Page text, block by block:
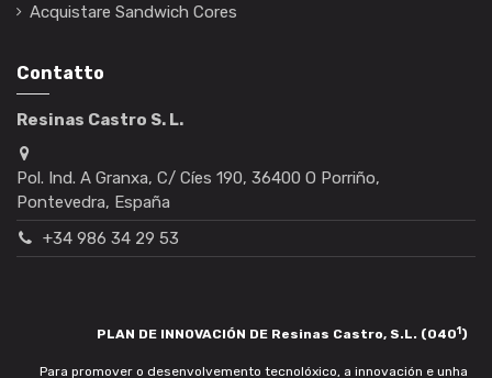
Acquistare Sandwich Cores
Contatto
Resinas Castro S. L.
Pol. Ind. A Granxa, C/ Cíes 190, 36400 O Porriño,
Pontevedra, España
+34 986 34 29 53
PLAN DE INNOVACIÓN DE Resinas Castro, S.L. (0401)
Para promover o desenvolvemento tecnolóxico, a innovación e unha